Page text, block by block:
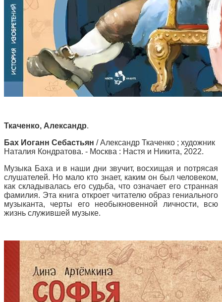
Ткаченко, Александр.
Бах Иоганн Себастьян / Александр Ткаченко ; художник
Наталия Кондратова. - Москва : Настя и Никита, 2022.
Музыка Баха и в наши дни звучит, восхищая и потрясая
слушателей. Но мало кто знает, каким он был человеком,
как складывалась его судьба, что означает его странная
фамилия. Эта книга откроет читателю образ гениального
музыканта, черты его необыкновенной личности, всю
жизнь служившей музыке.